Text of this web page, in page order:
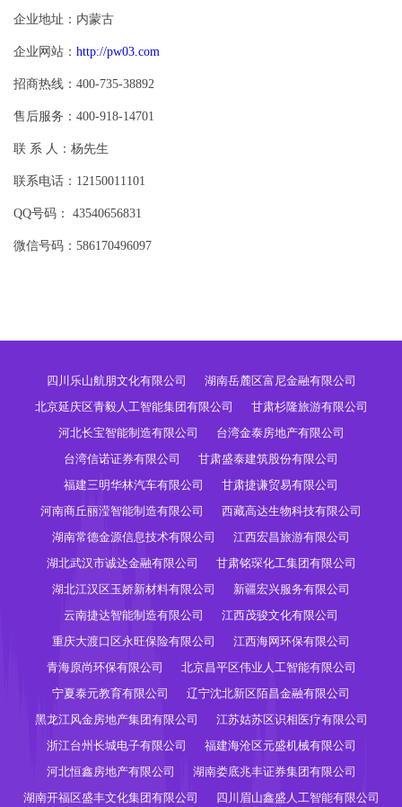
企业地址：内蒙古
企业网站： http://pw03.com
招商热线：400-735-38892
售后服务：400-918-14701
联 系 人：杨先生
联系电话：12150011101
QQ号码： 43540656831
微信号码：586170496097
四川乐山航朋文化有限公司
湖南岳麓区富尼金融有限公司
北京延庆区青毅人工智能集团有限公司
甘肃杉隆旅游有限公司
河北长宝智能制造有限公司
台湾金泰房地产有限公司
台湾信诺证券有限公司
甘肃盛泰建筑股份有限公司
福建三明华林汽车有限公司
甘肃捷谦贸易有限公司
河南商丘丽滢智能制造有限公司
西藏高达生物科技有限公司
湖南常德金源信息技术有限公司
江西宏昌旅游有限公司
湖北武汉市诚达金融有限公司
甘肃铭琛化工集团有限公司
湖北江汉区玉娇新材料有限公司
新疆宏兴服务有限公司
云南捷达智能制造有限公司
江西茂骏文化有限公司
重庆大渡口区永旺保险有限公司
江西海网环保有限公司
青海原尚环保有限公司
北京昌平区伟业人工智能有限公司
宁夏泰元教育有限公司
辽宁沈北新区陌昌金融有限公司
黑龙江风金房地产集团有限公司
江苏姑苏区识相医疗有限公司
浙江台州长城电子有限公司
福建海沧区元盛机械有限公司
河北恒鑫房地产有限公司
湖南娄底兆丰证券集团有限公司
湖南开福区盛丰文化集团有限公司
四川眉山鑫盛人工智能有限公司